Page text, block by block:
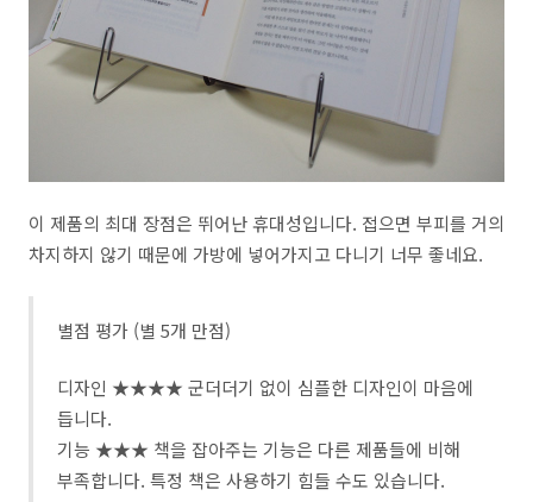
이 제품의 최대 장점은 뛰어난 휴대성입니다. 접으면 부피를 거의
차지하지 않기 때문에 가방에 넣어가지고 다니기 너무 좋네요.
별점 평가 (별 5개 만점)
디자인 ★★★★ 군더더기 없이 심플한 디자인이 마음에
듭니다.
기능 ★★★ 책을 잡아주는 기능은 다른 제품들에 비해
부족합니다. 특정 책은 사용하기 힘들 수도 있습니다.